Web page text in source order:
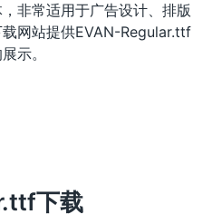
非常适用于广告设计、排版
网站提供EVAN-Regular.ttf
示。
下载